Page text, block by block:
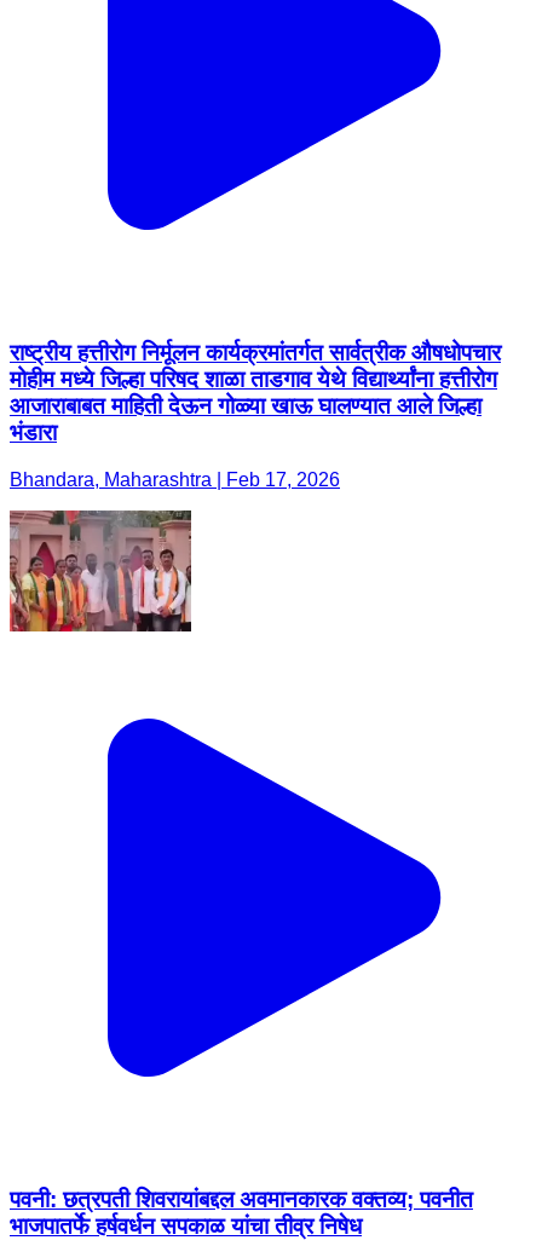
राष्ट्रीय हत्तीरोग निर्मूलन कार्यक्रमांतर्गत सार्वत्रीक औषधोपचार
मोहीम मध्ये जिल्हा परिषद शाळा ताडगाव येथे विद्यार्थ्यांना हत्तीरोग
आजाराबाबत माहिती देऊन गोळ्या खाऊ घालण्यात आले जिल्हा
भंडारा
Bhandara, Maharashtra | Feb 17, 2026
पवनी: छत्रपती शिवरायांबद्दल अवमानकारक वक्तव्य; पवनीत
भाजपातर्फे हर्षवर्धन सपकाळ यांचा तीव्र निषेध